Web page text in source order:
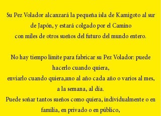
Su Pez Volador alcanzará la pequeña isla de Kamigoto al sur
de Japón, y estará colgado por el Camino
con miles de otros sueños del futuro del mundo entero.
No hay tiempo límite para fabricar su Pez Volador: puede
hacerlo cuando quiera,
enviarlo cuando quiera,uno al año cada año o varios al mes,
a la semana, al día.
Puede soñar tantos sueños como quiera, individualmente o en
familia, en privado o en público,